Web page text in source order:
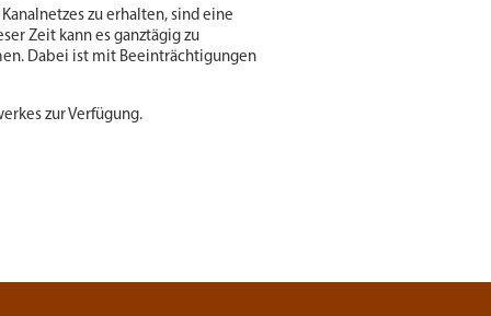
zu erhalten, sind eine
Zeit kann es ganztägig zu
Dabei ist mit Beeinträchtigungen
zur Verfügung.